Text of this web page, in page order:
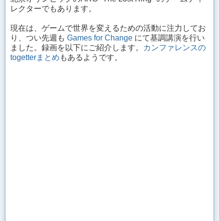
レクターでもあります。
現在は、ゲームで世界を変えるための活動に注力してお
り、つい先週も Games for Change にて基調講演を行い
ました。録画を以下にご紹介します。
カンファレンスの
togetterまとめ もあるようです。